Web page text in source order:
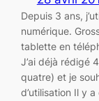
Depuis 3 ans,
numérique.
tablette en
J’ai déjà rédigé
quatre) et je
d’utilisation Il y